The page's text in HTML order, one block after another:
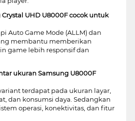
UHD U8000F cocok untuk
Auto Game Mode (ALLM) dan
membantu memberikan
game lebih responsif dan
ukuran Samsung U8000F
terdapat pada ukuran layar,
dan konsumsi daya. Sedangkan
operasi, konektivitas, dan fitur